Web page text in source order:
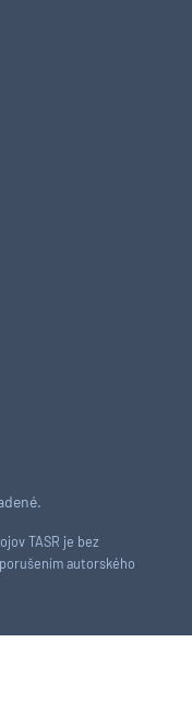
TASR je bez
autorského